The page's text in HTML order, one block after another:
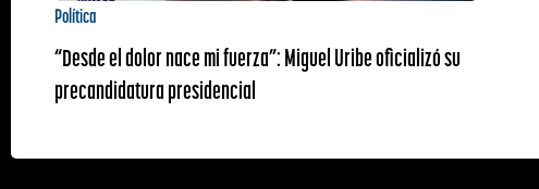
Política
“Desde el dolor nace mi fuerza”: Miguel Uribe oficializó su
precandidatura presidencial